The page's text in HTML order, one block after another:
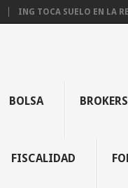
ING TOCA SUELO EN LA
BOLSA BROKERS
FISCALIDAD